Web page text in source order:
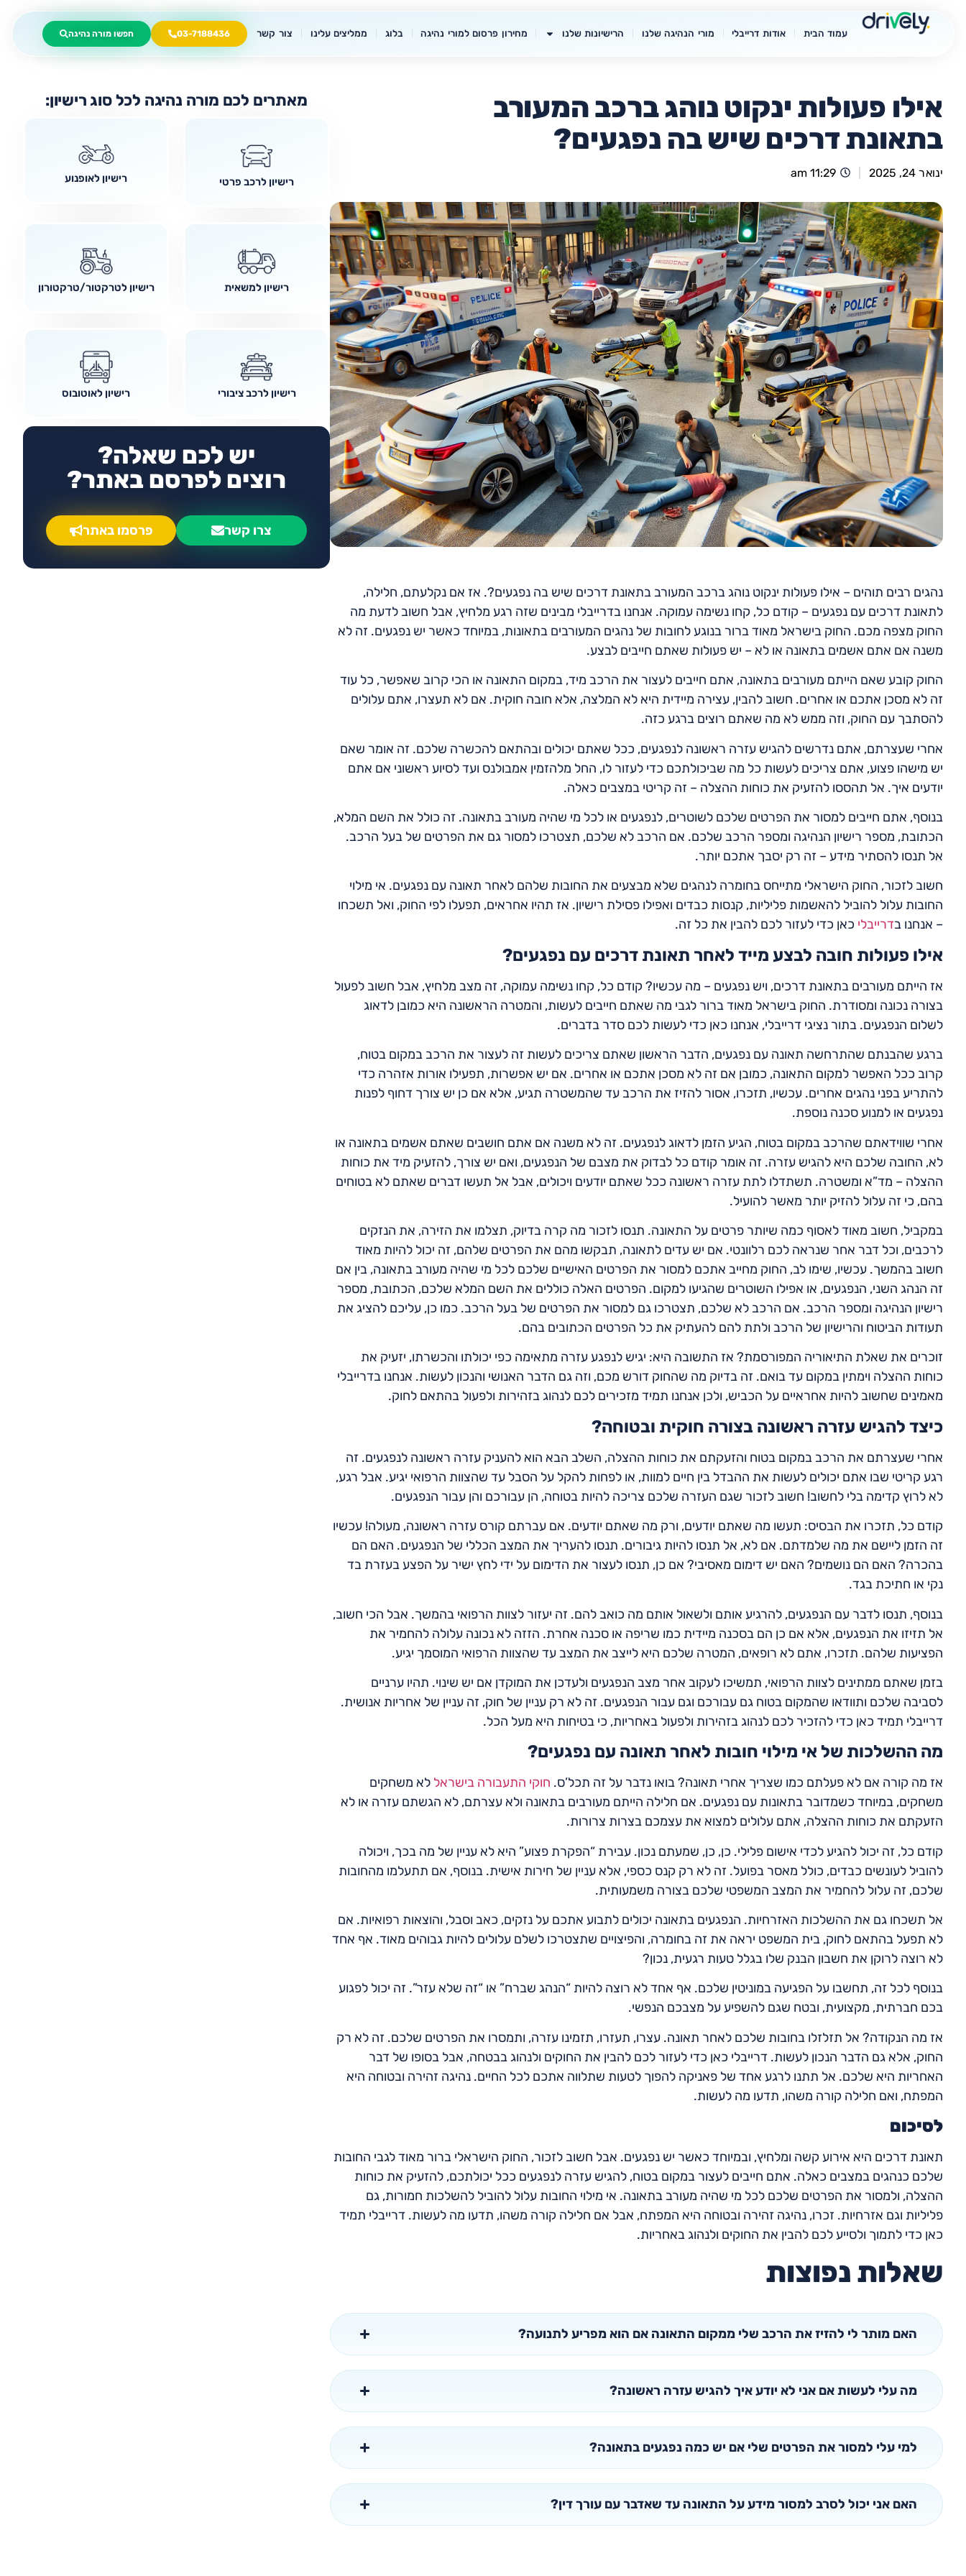
עמוד הבית אודות דרייבלי מורי הנהיגה שלנו הרישיונות שלנו מחירון פרסום למורי נהיגה בלוג ממליצים עלינו צור קשר 03-7188436 חפשו מורה נהיגה
אילו פעולות ינקוט נוהג ברכב המעורב
בתאונת דרכים שיש בה נפגעים?
ינואר 24, 2025 11:29 am
נהגים רבים תוהים – אילו פעולות ינקוט נוהג ברכב המעורב בתאונת דרכים שיש בה נפגעים?. אז אם נקלעתם, חלילה,
לתאונת דרכים עם נפגעים – קודם כל, קחו נשימה עמוקה. אנחנו בדרייבלי מבינים שזה רגע מלחיץ, אבל חשוב לדעת מה
החוק מצפה מכם. החוק בישראל מאוד ברור בנוגע לחובות של נהגים המעורבים בתאונות, במיוחד כאשר יש נפגעים. זה לא
משנה אם אתם אשמים בתאונה או לא – יש פעולות שאתם חייבים לבצע.
החוק קובע שאם הייתם מעורבים בתאונה, אתם חייבים לעצור את הרכב מיד, במקום התאונה או הכי קרוב שאפשר, כל עוד
זה לא מסכן אתכם או אחרים. חשוב להבין, עצירה מיידית היא לא המלצה, אלא חובה חוקית. אם לא תעצרו, אתם עלולים
להסתבך עם החוק, וזה ממש לא מה שאתם רוצים ברגע כזה.
אחרי שעצרתם, אתם נדרשים להגיש עזרה ראשונה לנפגעים, ככל שאתם יכולים ובהתאם להכשרה שלכם. זה אומר שאם
יש מישהו פצוע, אתם צריכים לעשות כל מה שביכולתכם כדי לעזור לו, החל מלהזמין אמבולנס ועד לסיוע ראשוני אם אתם
יודעים איך. אל תהססו להזעיק את כוחות ההצלה – זה קריטי במצבים כאלה.
בנוסף, אתם חייבים למסור את הפרטים שלכם לשוטרים, לנפגעים או לכל מי שהיה מעורב בתאונה. זה כולל את השם המלא,
הכתובת, מספר רישיון הנהיגה ומספר הרכב שלכם. אם הרכב לא שלכם, תצטרכו למסור גם את הפרטים של בעל הרכב.
אל תנסו להסתיר מידע – זה רק יסבך אתכם יותר.
חשוב לזכור, החוק הישראלי מתייחס בחומרה לנהגים שלא מבצעים את החובות שלהם לאחר תאונה עם נפגעים. אי מילוי
החובות עלול להוביל להאשמות פליליות, קנסות כבדים ואפילו פסילת רישיון. אז תהיו אחראים, תפעלו לפי החוק, ואל תשכחו
– אנחנו בדרייבלי כאן כדי לעזור לכם להבין את כל זה.
אילו פעולות חובה לבצע מייד לאחר תאונת דרכים עם נפגעים?
אז הייתם מעורבים בתאונת דרכים, ויש נפגעים – מה עכשיו? קודם כל, קחו נשימה עמוקה, זה מצב מלחיץ, אבל חשוב לפעול
בצורה נכונה ומסודרת. החוק בישראל מאוד ברור לגבי מה שאתם חייבים לעשות, והמטרה הראשונה היא כמובן לדאוג
לשלום הנפגעים. בתור נציגי דרייבלי, אנחנו כאן כדי לעשות לכם סדר בדברים.
ברגע שהבנתם שהתרחשה תאונה עם נפגעים, הדבר הראשון שאתם צריכים לעשות זה לעצור את הרכב במקום בטוח,
קרוב ככל האפשר למקום התאונה, כמובן אם זה לא מסכן אתכם או אחרים. אם יש אפשרות, תפעילו אורות אזהרה כדי
להתריע בפני נהגים אחרים. עכשיו, תזכרו, אסור להזיז את הרכב עד שהמשטרה תגיע, אלא אם כן יש צורך דחוף לפנות
נפגעים או למנוע סכנה נוספת.
אחרי שווידאתם שהרכב במקום בטוח, הגיע הזמן לדאוג לנפגעים. זה לא משנה אם אתם חושבים שאתם אשמים בתאונה או
לא, החובה שלכם היא להגיש עזרה. זה אומר קודם כל לבדוק את מצבם של הנפגעים, ואם יש צורך, להזעיק מיד את כוחות
ההצלה – מד”א ומשטרה. תשתדלו לתת עזרה ראשונה ככל שאתם יודעים ויכולים, אבל אל תעשו דברים שאתם לא בטוחים
בהם, כי זה עלול להזיק יותר מאשר להועיל.
במקביל, חשוב מאוד לאסוף כמה שיותר פרטים על התאונה. תנסו לזכור מה קרה בדיוק, תצלמו את הזירה, את הנזקים
לרכבים, וכל דבר אחר שנראה לכם רלוונטי. אם יש עדים לתאונה, תבקשו מהם את הפרטים שלהם, זה יכול להיות מאוד
חשוב בהמשך. עכשיו, שימו לב, החוק מחייב אתכם למסור את הפרטים האישיים שלכם לכל מי שהיה מעורב בתאונה, בין אם
זה הנהג השני, הנפגעים, או אפילו השוטרים שהגיעו למקום. הפרטים האלה כוללים את השם המלא שלכם, הכתובת, מספר
רישיון הנהיגה ומספר הרכב. אם הרכב לא שלכם, תצטרכו גם למסור את הפרטים של בעל הרכב. כמו כן, עליכם להציג את
תעודות הביטוח והרישיון של הרכב ולתת להם להעתיק את כל הפרטים הכתובים בהם.
זוכרים את שאלת התיאוריה המפורסמת? אז התשובה היא: יגיש לנפגע עזרה מתאימה כפי יכולתו והכשרתו, יזעיק את
כוחות ההצלה וימתין במקום עד בואם. זה בדיוק מה שהחוק דורש מכם, וזה גם הדבר האנושי והנכון לעשות. אנחנו בדרייבלי
מאמינים שחשוב להיות אחראיים על הכביש, ולכן אנחנו תמיד מזכירים לכם לנהוג בזהירות ולפעול בהתאם לחוק.
כיצד להגיש עזרה ראשונה בצורה חוקית ובטוחה?
אחרי שעצרתם את הרכב במקום בטוח והזעקתם את כוחות ההצלה, השלב הבא הוא להעניק עזרה ראשונה לנפגעים. זה
רגע קריטי שבו אתם יכולים לעשות את ההבדל בין חיים למוות, או לפחות להקל על הסבל עד שהצוות הרפואי יגיע. אבל רגע,
לא לרוץ קדימה בלי לחשוב! חשוב לזכור שגם העזרה שלכם צריכה להיות בטוחה, הן עבורכם והן עבור הנפגעים.
קודם כל, תזכרו את הבסיס: תעשו מה שאתם יודעים, ורק מה שאתם יודעים. אם עברתם קורס עזרה ראשונה, מעולה! עכשיו
זה הזמן ליישם את מה שלמדתם. אם לא, אל תנסו להיות גיבורים. תנסו להעריך את המצב הכללי של הנפגעים. האם הם
בהכרה? האם הם נושמים? האם יש דימום מאסיבי? אם כן, תנסו לעצור את הדימום על ידי לחץ ישיר על הפצע בעזרת בד
נקי או חתיכת בגד.
בנוסף, תנסו לדבר עם הנפגעים, להרגיע אותם ולשאול אותם מה כואב להם. זה יעזור לצוות הרפואי בהמשך. אבל הכי חשוב,
אל תזיזו את הנפגעים, אלא אם כן הם בסכנה מיידית כמו שריפה או סכנה אחרת. הזזה לא נכונה עלולה להחמיר את
הפציעות שלהם. תזכרו, אתם לא רופאים, המטרה שלכם היא לייצב את המצב עד שהצוות הרפואי המוסמך יגיע.
בזמן שאתם ממתינים לצוות הרפואי, תמשיכו לעקוב אחר מצב הנפגעים ולעדכן את המוקדן אם יש שינוי. תהיו ערניים
לסביבה שלכם ותוודאו שהמקום בטוח גם עבורכם וגם עבור הנפגעים. זה לא רק עניין של חוק, זה עניין של אחריות אנושית.
דרייבלי תמיד כאן כדי להזכיר לכם לנהוג בזהירות ולפעול באחריות, כי בטיחות היא מעל הכל.
מה ההשלכות של אי מילוי חובות לאחר תאונה עם נפגעים?
אז מה קורה אם לא פעלתם כמו שצריך אחרי תאונה? בואו נדבר על זה תכל’ס. חוקי התעבורה בישראל לא משחקים
משחקים, במיוחד כשמדובר בתאונות עם נפגעים. אם חלילה הייתם מעורבים בתאונה ולא עצרתם, לא הגשתם עזרה או לא
הזעקתם את כוחות ההצלה, אתם עלולים למצוא את עצמכם בצרות צרורות.
קודם כל, זה יכול להגיע לכדי אישום פלילי. כן, כן, שמעתם נכון. עבירת “הפקרת פצוע” היא לא עניין של מה בכך, ויכולה
להוביל לעונשים כבדים, כולל מאסר בפועל. זה לא רק קנס כספי, אלא עניין של חירות אישית. בנוסף, אם תתעלמו מהחובות
שלכם, זה עלול להחמיר את המצב המשפטי שלכם בצורה משמעותית.
אל תשכחו גם את ההשלכות האזרחיות. הנפגעים בתאונה יכולים לתבוע אתכם על נזקים, כאב וסבל, והוצאות רפואיות. אם
לא תפעל בהתאם לחוק, בית המשפט יראה את זה בחומרה, והפיצויים שתצטרכו לשלם עלולים להיות גבוהים מאוד. אף אחד
לא רוצה לרוקן את חשבון הבנק שלו בגלל טעות רגעית, נכון?
בנוסף לכל זה, תחשבו על הפגיעה במוניטין שלכם. אף אחד לא רוצה להיות “הנהג שברח” או “זה שלא עזר”. זה יכול לפגוע
בכם חברתית, מקצועית, ובטח שגם להשפיע על מצבכם הנפשי.
אז מה הנקודה? אל תזלזלו בחובות שלכם לאחר תאונה. עצרו, תעזרו, תזמינו עזרה, ותמסרו את הפרטים שלכם. זה לא רק
החוק, אלא גם הדבר הנכון לעשות. דרייבלי כאן כדי לעזור לכם להבין את החוקים ולנהוג בבטחה, אבל בסופו של דבר
האחריות היא שלכם. אל תתנו לרגע אחד של פאניקה להפוך לטעות שתלווה אתכם לכל החיים. נהיגה זהירה ובטוחה היא
המפתח, ואם חלילה קורה משהו, תדעו מה לעשות.
לסיכום
תאונת דרכים היא אירוע קשה ומלחיץ, ובמיוחד כאשר יש נפגעים. אבל חשוב לזכור, החוק הישראלי ברור מאוד לגבי החובות
שלכם כנהגים במצבים כאלה. אתם חייבים לעצור במקום בטוח, להגיש עזרה לנפגעים ככל יכולתכם, להזעיק את כוחות
ההצלה, ולמסור את הפרטים שלכם לכל מי שהיה מעורב בתאונה. אי מילוי החובות עלול להוביל להשלכות חמורות, גם
פליליות וגם אזרחיות. זכרו, נהיגה זהירה ובטוחה היא המפתח, אבל אם חלילה קורה משהו, תדעו מה לעשות. דרייבלי תמיד
כאן כדי לתמוך ולסייע לכם להבין את החוקים ולנהוג באחריות.
שאלות נפוצות
האם מותר לי להזיז את הרכב שלי ממקום התאונה אם הוא מפריע לתנועה?
מה עלי לעשות אם אני לא יודע איך להגיש עזרה ראשונה?
למי עלי למסור את הפרטים שלי אם יש כמה נפגעים בתאונה?
האם אני יכול לסרב למסור מידע על התאונה עד שאדבר עם עורך דין?
מאתרים לכם מורה נהיגה לכל סוג רישיון:
רישיון לרכב פרטי רישיון לאופנוע
רישיון למשאית רישיון לטרקטור/טרקטורון
רישיון לרכב ציבורי רישיון לאוטובוס
יש לכם שאלה?
רוצים לפרסם באתר?
צרו קשר פרסמו באתר